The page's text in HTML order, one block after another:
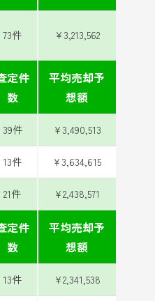
73件 ¥3,213,562
定件
数
平均売却予
想額
39件 ¥3,490,513
13件 ¥3,634,615
21件 ¥2,438,571
定件
数
平均売却予
想額
13件 ¥2,341,538